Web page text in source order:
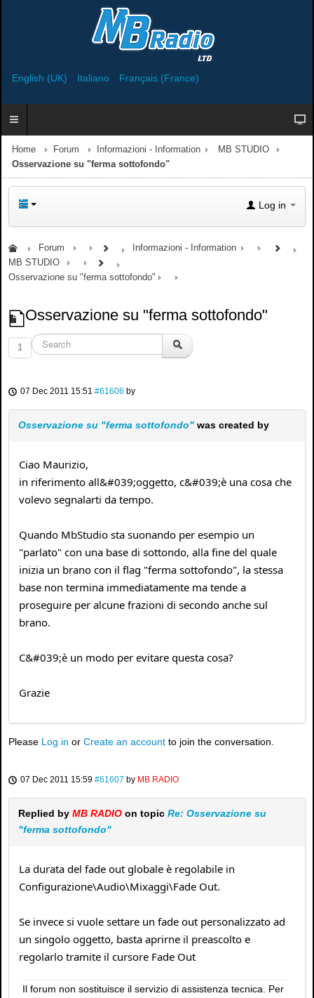
English (UK) Italiano Français (France)
Home Forum Informazioni - Information
MB STUDIO
Osservazione su "ferma sottofondo"
Log in
Forum
Informazioni - Information
MB STUDIO
Osservazione su "ferma sottofondo"
Osservazione su "ferma sottofondo"
1
07 Dec 2011 15:51 #61606 by
Osservazione su "ferma sottofondo" was created by
Ciao Maurizio,
in riferimento all&#039;oggetto, c&#039;è una cosa che
volevo segnalarti da tempo.
Quando MbStudio sta suonando per esempio un
"parlato" con una base di sottondo, alla fine del quale
inizia un brano con il flag "ferma sottofondo", la stessa
base non termina immediatamente ma tende a
proseguire per alcune frazioni di secondo anche sul
brano.
C&#039;è un modo per evitare questa cosa?
Grazie
Please Log in or Create an account to join the conversation.
07 Dec 2011 15:59 #61607 by MB RADIO
Replied by MB RADIO on topic Re: Osservazione su
"ferma sottofondo"
La durata del fade out globale è regolabile in
Configurazione\Audio\Mixaggi\Fade Out.
Se invece si vuole settare un fade out personalizzato ad
un singolo oggetto, basta aprirne il preascolto e
regolarlo tramite il cursore Fade Out
Il forum non sostituisce il servizio di assistenza tecnica. Per